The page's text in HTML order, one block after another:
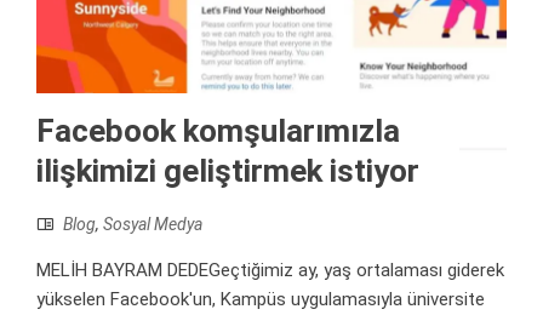
Facebook komşularımızla
ilişkimizi geliştirmek istiyor
Blog, Sosyal Medya
MELİH BAYRAM DEDEGeçtiğimiz ay, yaş ortalaması giderek
yükselen Facebook'un, Kampüs uygulamasıyla üniversite